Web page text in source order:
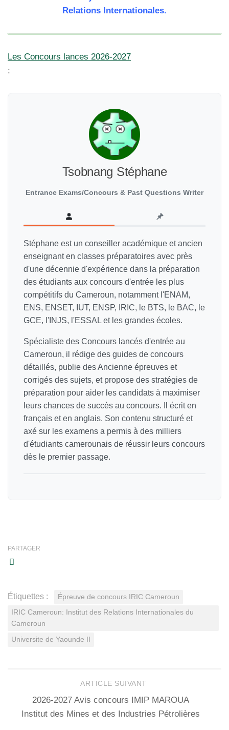
Relations Internationales.
Les Concours lances 2026-2027
:
Tsobnang Stéphane
Entrance Exams/Concours & Past Questions Writer
Stéphane est un conseiller académique et ancien
enseignant en classes préparatoires avec près
d'une décennie d'expérience dans la préparation
des étudiants aux concours d'entrée les plus
compétitifs du Cameroun, notamment l'ENAM,
ENS, ENSET, IUT, ENSP, IRIC, le BTS, le BAC, le
GCE, l'INJS, l'ESSAL et les grandes écoles.
Spécialiste des Concours lancés d'entrée au
Cameroun, il rédige des guides de concours
détaillés, publie des Ancienne épreuves et
corrigés des sujets, et propose des stratégies de
préparation pour aider les candidats à maximiser
leurs chances de succès au concours. Il écrit en
français et en anglais. Son contenu structuré et
axé sur les examens a permis à des milliers
d'étudiants camerounais de réussir leurs concours
dès le premier passage.
PARTAGER
Étiquettes :
Épreuve de concours IRIC Cameroun
IRIC Cameroun: Institut des Relations Internationales du
Cameroun
Universite de Yaounde II
ARTICLE SUIVANT
2026-2027 Avis concours IMIP MAROUA
Institut des Mines et des Industries Pétrolières